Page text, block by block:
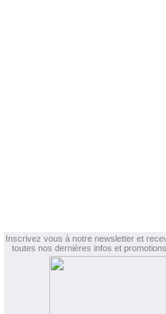
Inscrivez vous à notre newsletter et
toutes nos dernières infos et